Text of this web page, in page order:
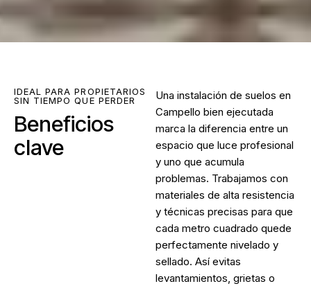
IDEAL PARA PROPIETARIOS
SIN TIEMPO QUE PERDER
Beneficios
clave
Una instalación de suelos en
Campello bien ejecutada
marca la diferencia entre un
espacio que luce profesional
y uno que acumula
problemas. Trabajamos con
materiales de alta resistencia
y técnicas precisas para que
cada metro cuadrado quede
perfectamente nivelado y
sellado. Así evitas
levantamientos, grietas o